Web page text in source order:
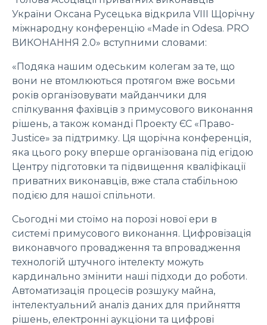
України Оксана Русецька відкрила VIII Щорічну
міжнародну конференцію «Made in Odesa. PRO
ВИКОНАННЯ 2.0» вступними словами:
«Подяка нашим одеським колегам за те, що
вони не втомлюються протягом вже восьми
років організовувати майданчики для
спілкування фахівців з примусового виконання
рішень, а також команді Проекту ЄС «Право-
Justice» за підтримку. Ця щорічна конференція,
яка цього року вперше організована під егідою
Центру підготовки та підвищення кваліфікації
приватних виконавців, вже стала стабільною
подією для нашої спільноти.
Сьогодні ми стоїмо на порозі нової ери в
системі примусового виконання. Цифровізація
виконавчого провадження та впровадження
технологій штучного інтелекту можуть
кардинально змінити наші підходи до роботи.
Автоматизація процесів розшуку майна,
інтелектуальний аналіз даних для прийняття
рішень, електронні аукціони та цифрові